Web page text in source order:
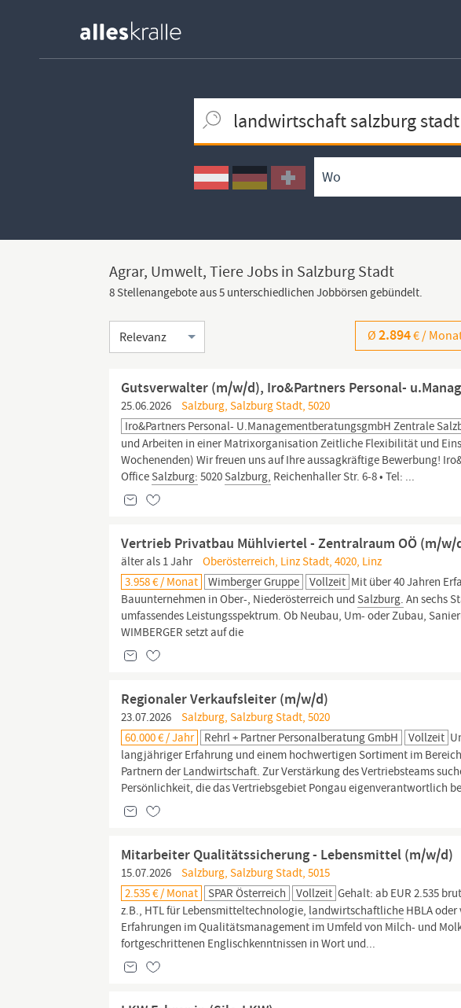
Ortssuche
Umkreissuche
Arbeitsform
Agrar, Umwelt, Tiere Jobs in Salzburg Stadt
8 Stellenangebote aus 5 unterschiedlichen Jobbörsen gebündelt.
Sortierung Ø2.894€ /
Gutsverwalter (m/w/d), Iro&Partners Personal-
25.06.2026
Salzburg, Salzburg Stadt, 5020
Iro&Partners Personal- U.ManagementberatungsgmbH Zentrale
und Arbeiten in einer Matrixorganisation Zeitliche Flexibilität und
Wochenenden) Wir freuen uns auf Ihre aussagkräftige Bewerbung!
Office Salzburg: 5020 Salzburg, Reichenhaller Str. 6-8 • Tel: ...
Vertrieb Privatbau Mühlviertel - Zentralraum OÖ (m/w/
älter als 1 Jahr
Oberösterreich, Linz Stadt, 4020, Linz
3.958 € / Monat
Wimberger Gruppe Vollzeit Mit über 40 Jahren
Bauunternehmen in Ober-, Niederösterreich und Salzburg. An sechs
umfassendes Leistungsspektrum. Ob Neubau, Um- oder Zubau,
WIMBERGER setzt auf die
Regionaler Verkaufsleiter (m/w/d)
23.07.2026
Salzburg, Salzburg Stadt, 5020
60.000 € / Jahr
Rehrl + Partner Personalberatung GmbH Vollzeit
langjähriger Erfahrung und einem hochwertigen Sortiment im
Partnern derLandwirtschaft. Zur Verstärkung des Vertriebsteams
Persönlichkeit, die das Vertriebsgebiet Pongau eigenverantwortlich
Mitarbeiter Qualitätssicherung - Lebensmittel (m/w/d)
15.07.2026
Salzburg, Salzburg Stadt, 5015
2.535 € / Monat
SPAR Österreich Vollzeit Gehalt: ab EUR 2.535
z.B., HTL für Lebensmitteltechnologie, landwirtschaftliche HBLA
Erfahrungen im Qualitätsmanagement im Umfeld von Milch- und
fortgeschrittenen Englischkenntnissen in Wort und...